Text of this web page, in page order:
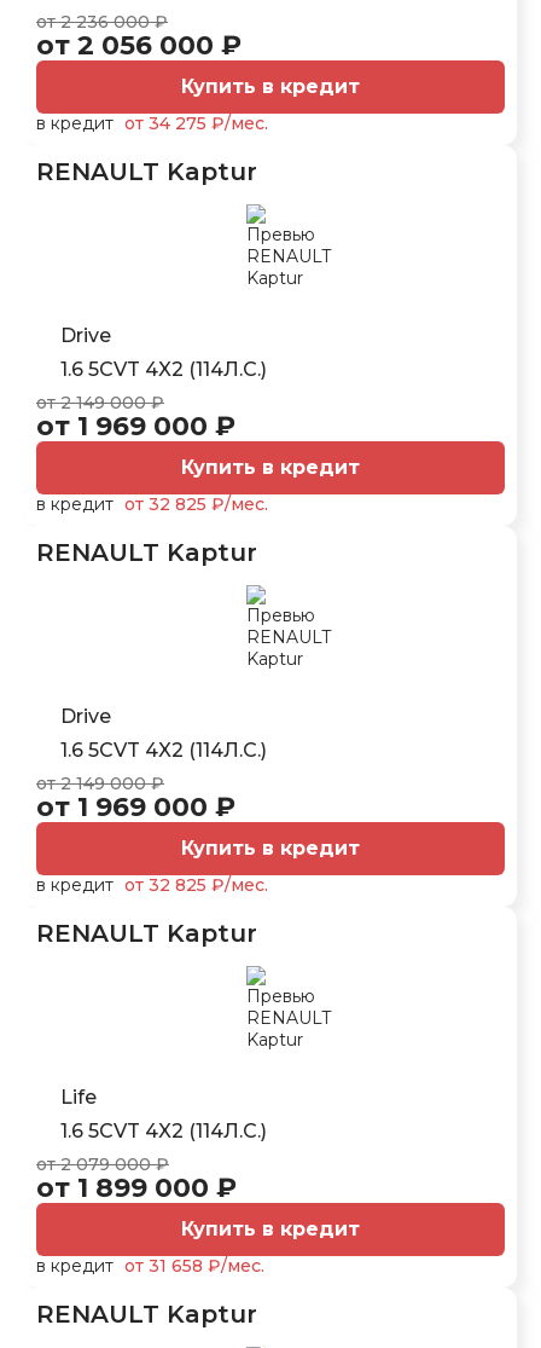
от 2 236 000 ₽
от 2 056 000 ₽
Купить в кредит
в кредит от 34 275 ₽/мес.
RENAULT Kaptur
Drive
1.6 5CVT 4X2 (114Л.С.)
от 2 149 000 ₽
от 1 969 000 ₽
Купить в кредит
в кредит от 32 825 ₽/мес.
RENAULT Kaptur
Drive
1.6 5CVT 4X2 (114Л.С.)
от 2 149 000 ₽
от 1 969 000 ₽
Купить в кредит
в кредит от 32 825 ₽/мес.
RENAULT Kaptur
Life
1.6 5CVT 4X2 (114Л.С.)
от 2 079 000 ₽
от 1 899 000 ₽
Купить в кредит
в кредит от 31 658 ₽/мес.
RENAULT Kaptur